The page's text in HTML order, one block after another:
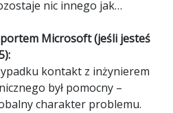
nic innego jak…
Microsoft (jeśli jesteś
kontakt z inżynierem
był pomocny –
charakter problemu.